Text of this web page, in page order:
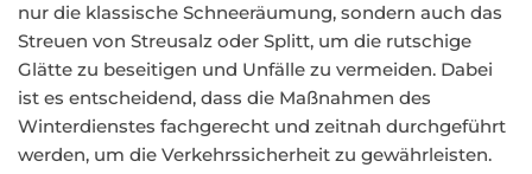
nur die klassische Schneeräumung, sondern auch das
Streuen von Streusalz oder Splitt, um die rutschige
Glätte zu beseitigen und Unfälle zu vermeiden. Dabei
ist es entscheidend, dass die Maßnahmen des
Winterdienstes fachgerecht und zeitnah durchgeführt
werden, um die Verkehrssicherheit zu gewährleisten.